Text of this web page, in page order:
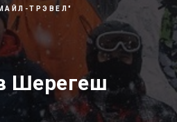
ТРЭВЕЛ"
Шерегеш